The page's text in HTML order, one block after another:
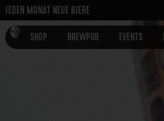
JEDEN MONAT NEUE BIERE
SHOP BREWPUB EVENTS